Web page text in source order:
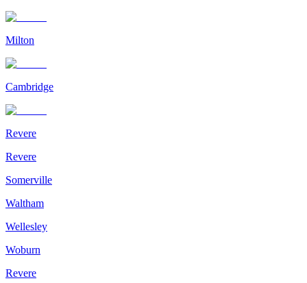
Milton
Cambridge
Revere
Revere
Somerville
Waltham
Wellesley
Woburn
Revere